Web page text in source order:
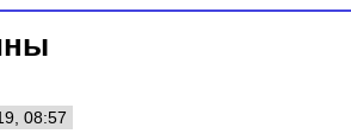
08:57